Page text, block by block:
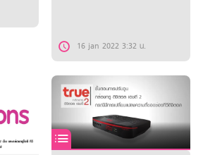
16 jan 2022 3:32 น.